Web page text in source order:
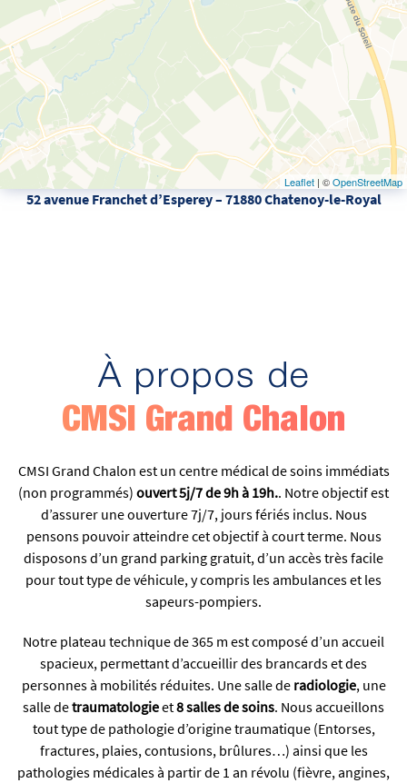
Leaflet | ©OpenStreetMap
52 avenue Franchet d’Esperey – 71880 Chatenoy-le-Royal
À propos de
CMSI Grand Chalon
CMSI Grand Chalon est un centre médical de soins immédiats
(non programmés) ouvert 5j/7 de 9h à 19h.. Notre objectif est
d’assurer une ouverture 7j/7, jours fériés inclus. Nous
pensons pouvoir atteindre cet objectif à court terme. Nous
disposons d’un grand parking gratuit, d’un accès très facile
pour tout type de véhicule, y compris les ambulances et les
sapeurs-pompiers.
Notre plateau technique de 365 m est composé d’un accueil
spacieux, permettant d’accueillir des brancards et des
personnes à mobilités réduites. Une salle de radiologie, une
salle detraumatologieet8 salles de soins. Nous accueillons
tout type de pathologie d’origine traumatique (Entorses,
fractures, plaies, contusions, brûlures…) ainsi que les
pathologies médicales à partir de 1 an révolu (fièvre, angines,